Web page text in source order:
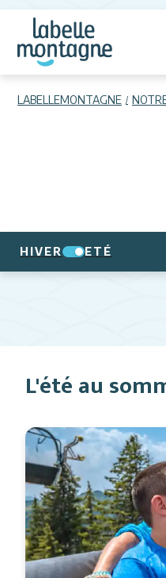
LABELLEMONTAGNE
HIVER ETÉ
L'été au